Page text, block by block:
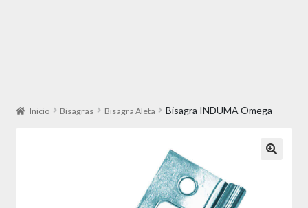
Inicio Bisagras Bisagra Aleta Bisagra INDUMA Omega